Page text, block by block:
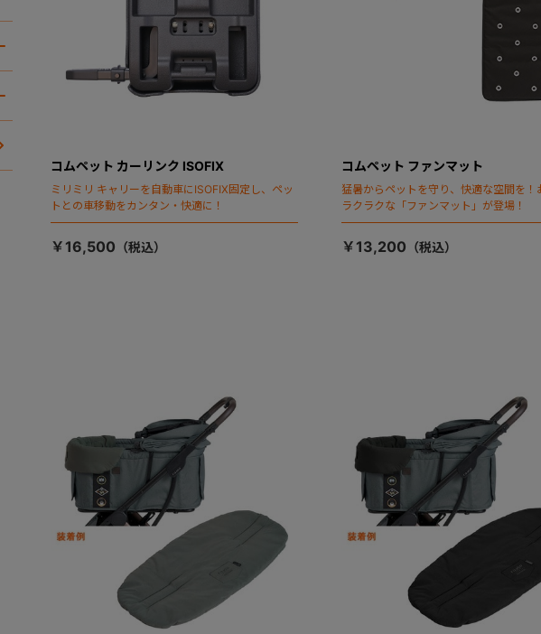
コムペット カーリンク ISOFIX
ミリミリ キャリーを自動車にISOFIX固定し、ペッ
トとの車移動をカンタン・快適に！
￥16,500
コムペット ファンマット
猛暑からペットを守り、快適な空間を！
ラクラクな「ファンマット」が登場！
￥13,200